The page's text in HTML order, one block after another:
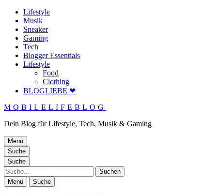
Lifestyle
Musik
Sneaker
Gaming
Tech
Blogger Essentials
Lifestyle
Food
Clothing
BLOGLIEBE ❤
MOBILELIFEBLOG
Dein Blog für Lifestyle, Tech, Musik & Gaming
Menü
Suche
Suche
Suche
Menü Suche